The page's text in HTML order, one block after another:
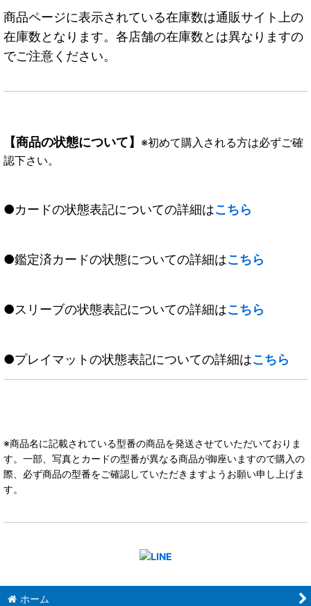
商品ページに表示されている在庫数は通販サイト上の
在庫数となります。各店舗の在庫数とは異なりますの
でご注意ください。
【商品の状態について】 ※初めて購入される方は必ずご確
認下さい。
●カードの状態表記についての詳細はこちら
●鑑定済カードの状態についての詳細はこちら
●スリーブの状態表記についての詳細はこちら
●プレイマットの状態表記についての詳細はこちら
※商品名に記載されている型番の商品を発送させていただいておりま
す。一部、写真とカードの型番が異なる商品が御座いますので購入の
際、必ず商品の型番をご確認していただきますようお願い申し上げま
す。
ホーム